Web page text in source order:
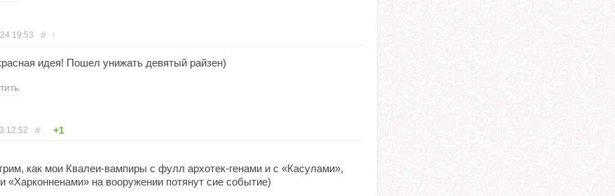
19:53 # ↑
идея! Пошел унижать девятый райзен)
12:52 # +1
как мои Квалеи-вампиры с фулл архотек-генами и с «Касулами»,
«Харконненами» на вооружении потянут сие событие)